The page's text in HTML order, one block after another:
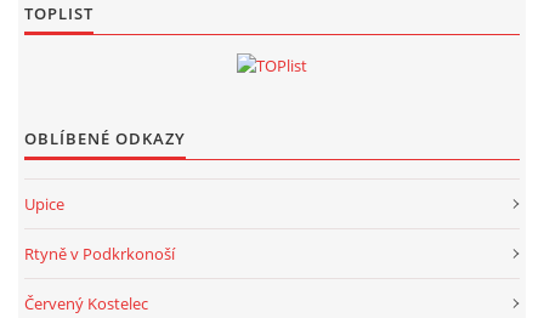
TOPLIST
OBLÍBENÉ ODKAZY
Upice
Rtyně v Podkrkonoší
Červený Kostelec